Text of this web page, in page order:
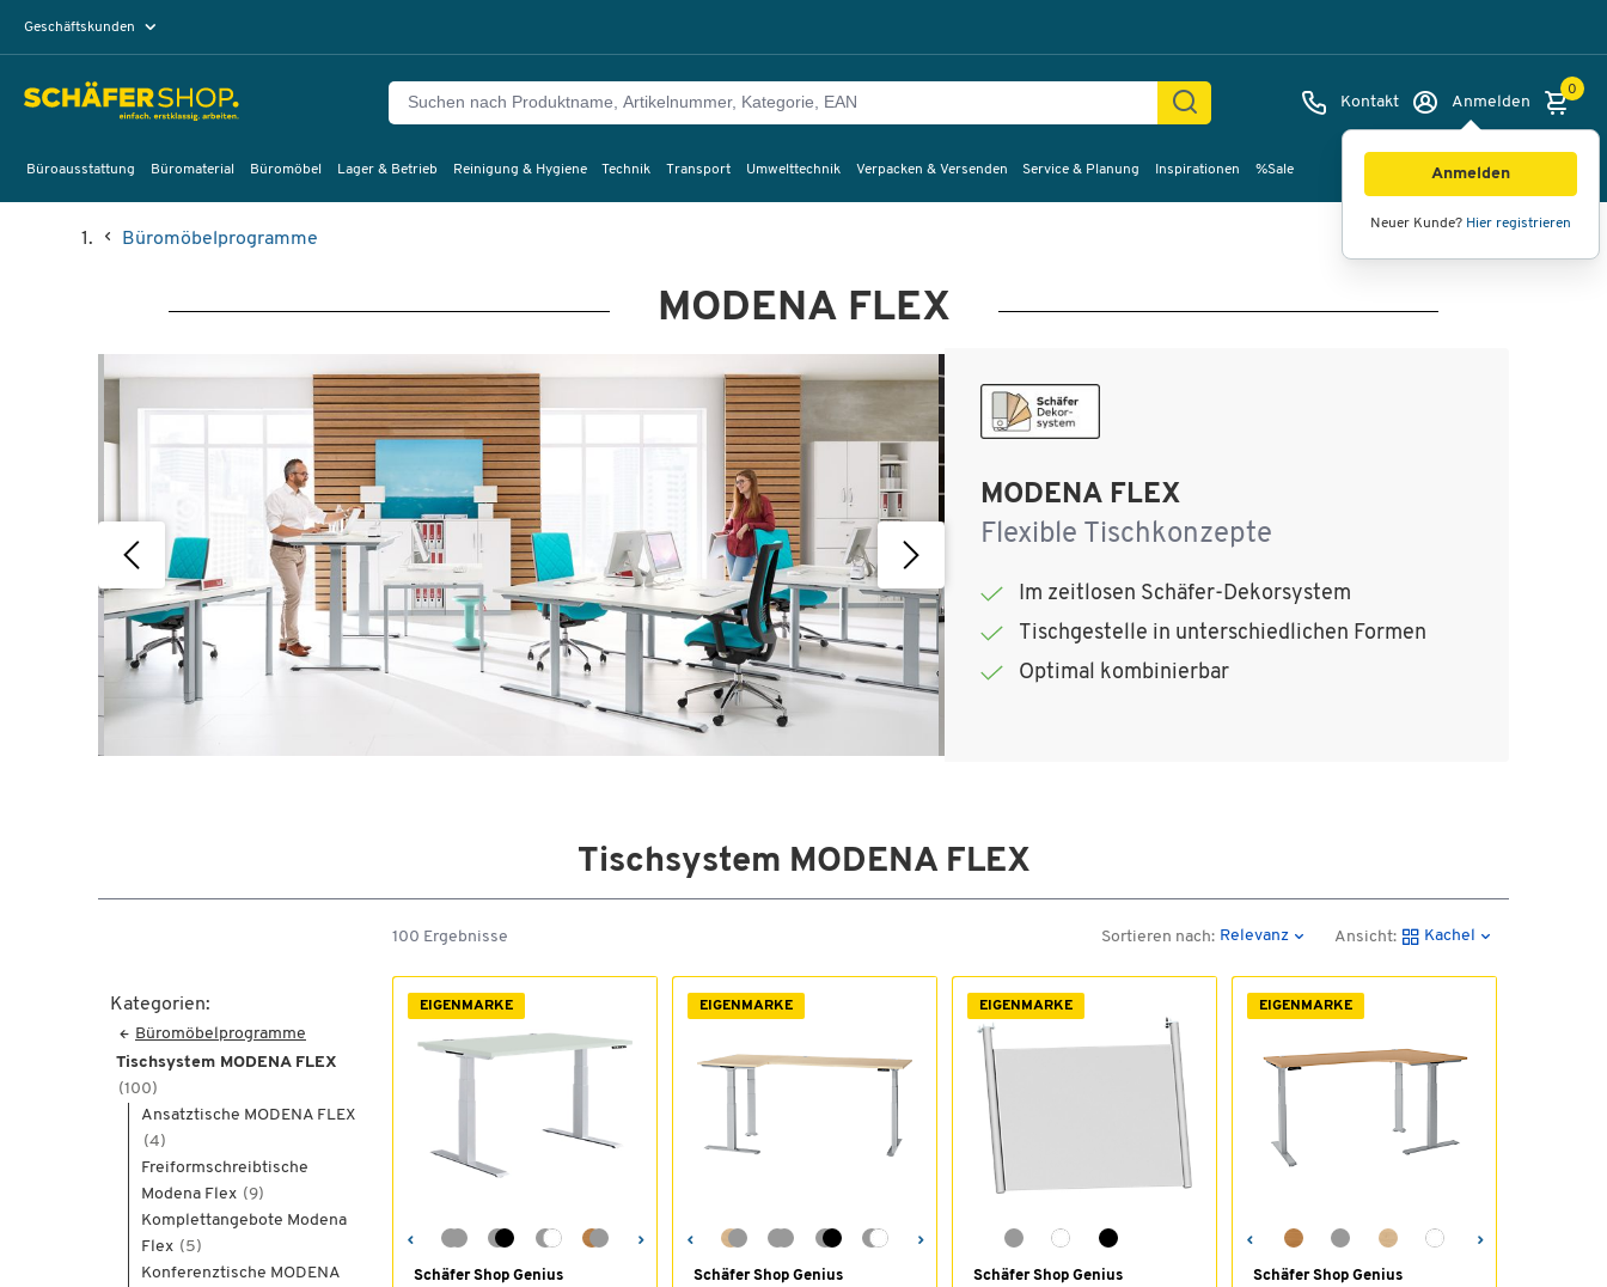
Geschäftskunden
Kontakt Anmelden
Anmelden
Neuer Kunde? Hier registrieren
0
Büroausstattung Büromaterial Büromöbel Lager & Betrieb Reinigung & Hygiene Technik Transport Umwelttechnik Verpacken & Versenden Service & Planung Inspirationen %Sale
Büromöbelprogramme
MODENA FLEX
MODENA FLEX
Flexible Tischkonzepte
Im zeitlosen Schäfer-Dekorsystem
Tischgestelle in unterschiedlichen Formen
Optimal kombinierbar
Tischsystem MODENA FLEX
Kategorien:
Büromöbelprogramme
Tischsystem MODENA FLEX
(100)
Ansatztische MODENA FLEX
(4)
Freiformschreibtische
Modena Flex (9)
Komplettangebote Modena
Flex (5)
Konferenztische MODENA
100 Ergebnisse Sortieren nach: Relevanz Ansicht: Kachel
EIGENMARKE
Schäfer Shop Genius
EIGENMARKE
Schäfer Shop Genius
EIGENMARKE
Schäfer Shop Genius
EIGENMARKE
Schäfer Shop Genius